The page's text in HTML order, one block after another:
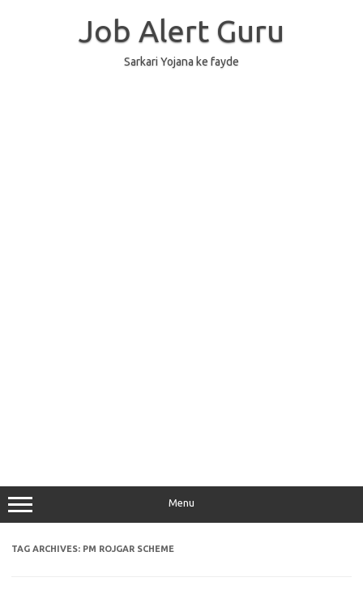
Job Alert Guru
Sarkari Yojana ke fayde
Menu
TAG ARCHIVES: PM ROJGAR SCHEME